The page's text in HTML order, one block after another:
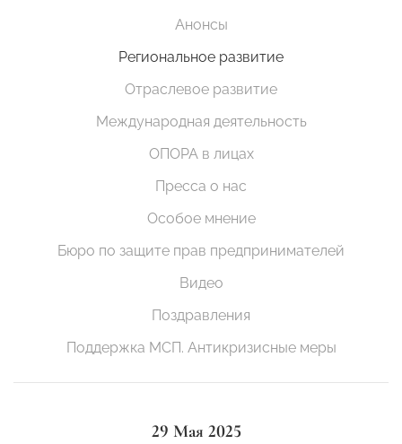
Анонсы
Региональное развитие
Отраслевое развитие
Международная деятельность
ОПОРА в лицах
Пресса о нас
Особое мнение
Бюро по защите прав предпринимателей
Видео
Поздравления
Поддержка МСП. Антикризисные меры
29 Мая 2025